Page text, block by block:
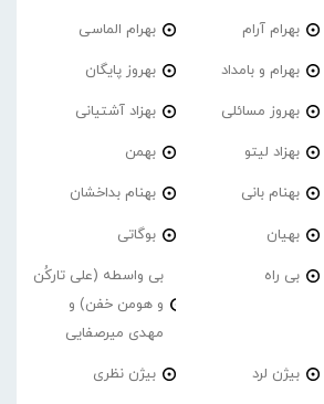
بهرام آرام بهرام الماسی
بهرام و بامداد بهروز پایگان
بهروز مسائلی بهزاد آشتیانی
بهزاد لیتو بهمن
بهنام بانی بهنام بداخشان
بهیان بوگاتی
بی راه
بی واسطه (علی تارکُن
و هومن خفن) و
مهدی میرصفایی
بیژن لرد بیژن نظری